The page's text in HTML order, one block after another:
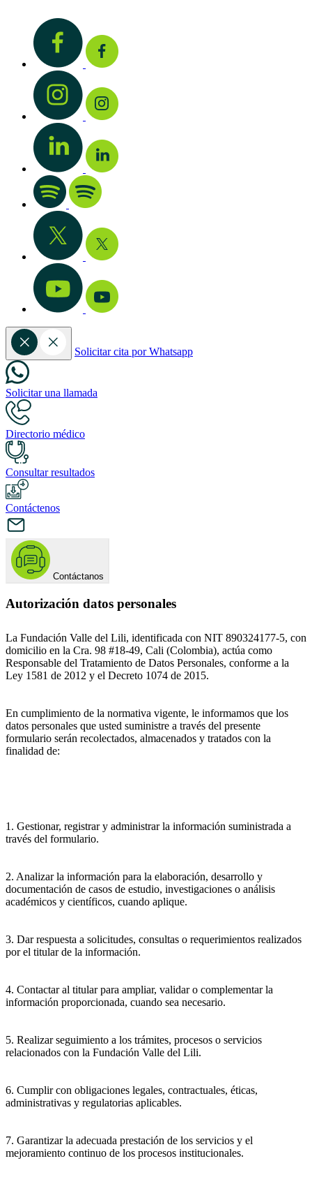
Solicitar cita por Whatsapp
Solicitar una llamada
Directorio médico
Consultar resultados
Contáctenos
Contáctanos
Autorización datos personales
La Fundación Valle del Lili, identificada con NIT 890324177-5, con
domicilio en la Cra. 98 #18-49, Cali (Colombia), actúa como
Responsable del Tratamiento de Datos Personales, conforme a la
Ley 1581 de 2012 y el Decreto 1074 de 2015.
En cumplimiento de la normativa vigente, le informamos que los
datos personales que usted suministre a través del presente
formulario serán recolectados, almacenados y tratados con la
finalidad de:
1. Gestionar, registrar y administrar la información suministrada a
través del formulario.
2. Analizar la información para la elaboración, desarrollo y
documentación de casos de estudio, investigaciones o análisis
académicos y científicos, cuando aplique.
3. Dar respuesta a solicitudes, consultas o requerimientos realizados
por el titular de la información.
4. Contactar al titular para ampliar, validar o complementar la
información proporcionada, cuando sea necesario.
5. Realizar seguimiento a los trámites, procesos o servicios
relacionados con la Fundación Valle del Lili.
6. Cumplir con obligaciones legales, contractuales, éticas,
administrativas y regulatorias aplicables.
7. Garantizar la adecuada prestación de los servicios y el
mejoramiento continuo de los procesos institucionales.